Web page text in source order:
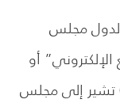
لدول مجلس
أو
تشير إلى مجلس